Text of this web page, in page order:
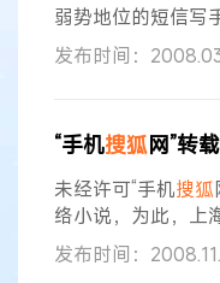
制
弱势地位的短信写
网站—— 搜狐互联
仅彰显出公民著作
海市高级人民法
搜狐互联网信息服
人傅战备经济损失
发布时间：
“手机搜狐网”转
未经许可“手机搜狐
络小说，为此，上
搜狐网”的 搜狐互联
日前，北京市海淀
发布时间：